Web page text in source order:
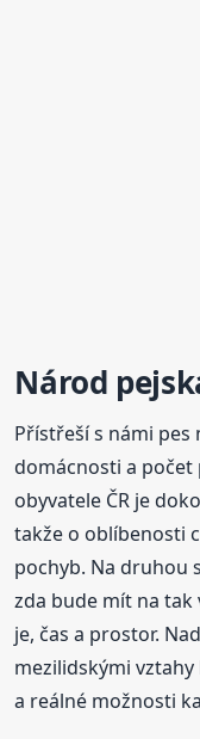
Národ
Přístřeší s námi pes
domácnosti a počet
obyvatele ČR je
takže o oblíbenosti
pochyb. Na druhou
zda bude mít na tak
je, čas a prostor.
mezilidskými
a reálné možnosti